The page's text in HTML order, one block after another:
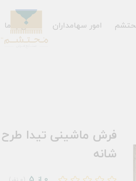
امور سهامداران تماس با ما
شانه